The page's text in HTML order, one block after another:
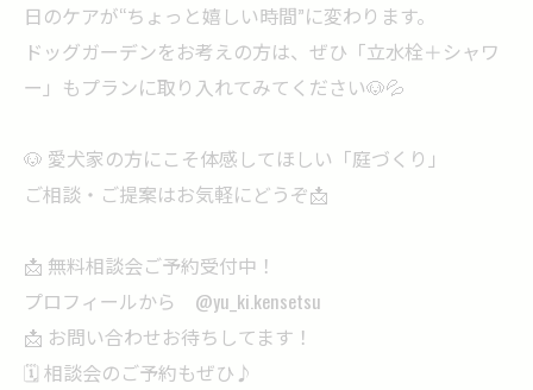
日のケアが“ちょっと嬉しい時間”に変わります。
ドッグガーデンをお考えの方は、ぜひ「立水栓＋シャワ
ー」もプランに取り入れてみてください🐶💦
🐶 愛犬家の方にこそ体感してほしい「庭づくり」
ご相談・ご提案はお気軽にどうぞ📩
📩 無料相談会ご予約受付中！
プロフィールから @yu_ki.kensetsu
📩 お問い合わせお待ちしてます！
🗓️ 相談会のご予約もぜひ♪